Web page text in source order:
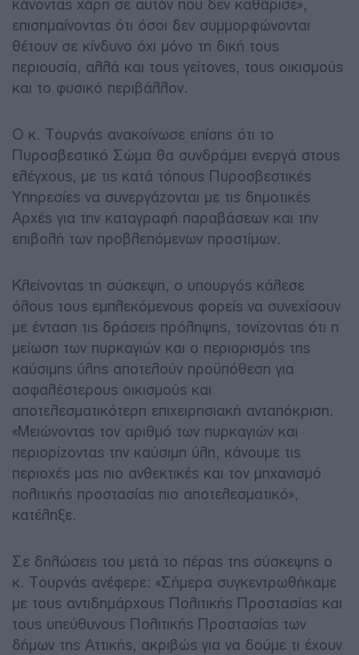
κάνοντας χάρη σε αυτόν που δεν καθάρισε»,
επισημαίνοντας ότι όσοι δεν συμμορφώνονται
θέτουν σε κίνδυνο όχι μόνο τη δική τους
περιουσία, αλλά και τους γείτονες, τους οικισμούς
και το φυσικό περιβάλλον.
Ο κ. Τουρνάς ανακοίνωσε επίσης ότι το
Πυροσβεστικό Σώμα θα συνδράμει ενεργά στους
ελέγχους, με τις κατά τόπους Πυροσβεστικές
Υπηρεσίες να συνεργάζονται με τις δημοτικές
Αρχές για την καταγραφή παραβάσεων και την
επιβολή των προβλεπόμενων προστίμων.
Κλείνοντας τη σύσκεψη, ο υπουργός κάλεσε
όλους τους εμπλεκόμενους φορείς να συνεχίσουν
με ένταση τις δράσεις πρόληψης, τονίζοντας ότι η
μείωση των πυρκαγιών και ο περιορισμός της
καύσιμης ύλης αποτελούν προϋπόθεση για
ασφαλέστερους οικισμούς και
αποτελεσματικότερη επιχειρησιακή ανταπόκριση.
«Μειώνοντας τον αριθμό των πυρκαγιών και
περιορίζοντας την καύσιμη ύλη, κάνουμε τις
περιοχές μας πιο ανθεκτικές και τον μηχανισμό
πολιτικής προστασίας πιο αποτελεσματικό»,
κατέληξε.
Σε δηλώσεις του μετά το πέρας της σύσκεψης ο
κ. Τουρνάς ανέφερε: «Σήμερα συγκεντρωθήκαμε
με τους αντιδημάρχους Πολιτικής Προστασίας και
τους υπεύθυνους Πολιτικής Προστασίας των
δήμων της Αττικής, ακριβώς για να δούμε τι έχουν